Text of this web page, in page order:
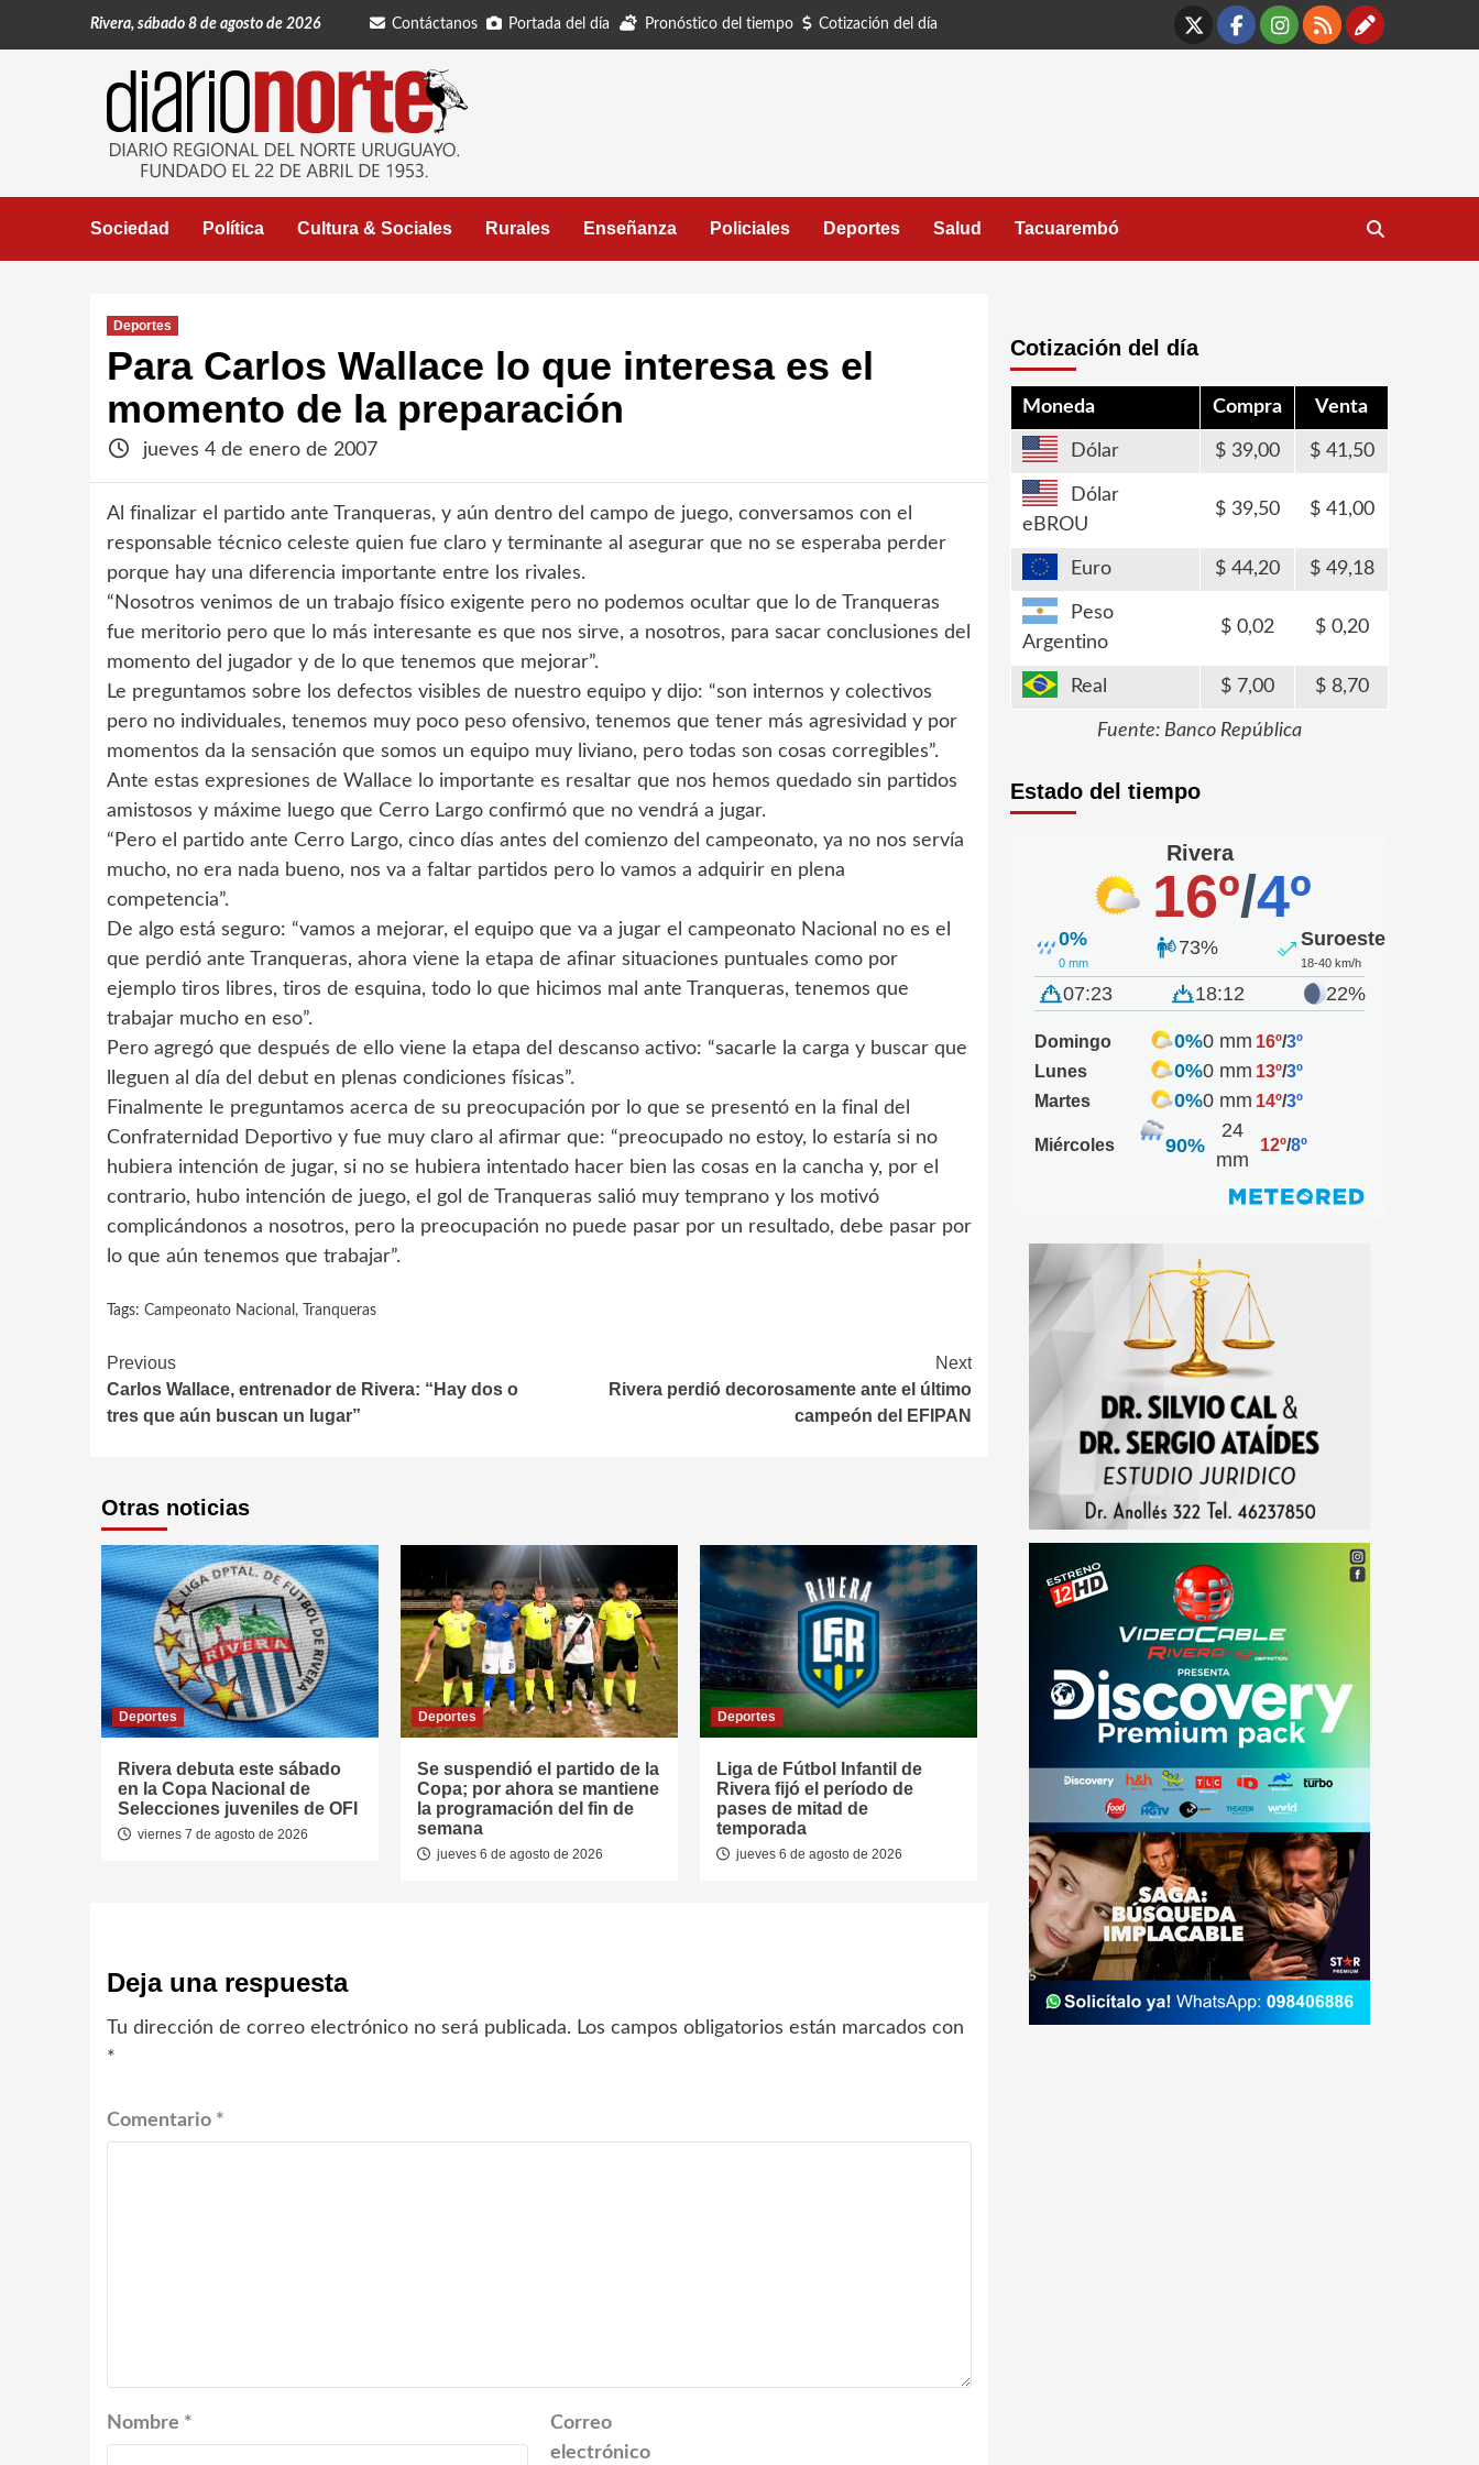
Rivera, sábado 8 de agosto de 2026 Contáctanos Portada del día Pronóstico del tiempo Cotización del día
X Facebook
Instagram
RSS
Sociedad Política Cultura & Sociales Rurales Enseñanza Policiales Deportes Salud Tacuarembó
Deportes
Para Carlos Wallace lo que interesa es el
momento de la preparación
jueves 4 de enero de 2007
Al finalizar el partido ante Tranqueras, y aún dentro del campo de juego, conversamos con el
responsable técnico celeste quien fue claro y terminante al asegurar que no se esperaba perder
porque hay una diferencia importante entre los rivales.
“Nosotros venimos de un trabajo físico exigente pero no podemos ocultar que lo de Tranqueras
fue meritorio pero que lo más interesante es que nos sirve, a nosotros, para sacar conclusiones del
momento del jugador y de lo que tenemos que mejorar”.
Le preguntamos sobre los defectos visibles de nuestro equipo y dijo: “son internos y colectivos
pero no individuales, tenemos muy poco peso ofensivo, tenemos que tener más agresividad y por
momentos da la sensación que somos un equipo muy liviano, pero todas son cosas corregibles”.
Ante estas expresiones de Wallace lo importante es resaltar que nos hemos quedado sin partidos
amistosos y máxime luego que Cerro Largo confirmó que no vendrá a jugar.
“Pero el partido ante Cerro Largo, cinco días antes del comienzo del campeonato, ya no nos servía
mucho, no era nada bueno, nos va a faltar partidos pero lo vamos a adquirir en plena
competencia”.
De algo está seguro: “vamos a mejorar, el equipo que va a jugar el campeonato Nacional no es el
que perdió ante Tranqueras, ahora viene la etapa de afinar situaciones puntuales como por
ejemplo tiros libres, tiros de esquina, todo lo que hicimos mal ante Tranqueras, tenemos que
trabajar mucho en eso”.
Pero agregó que después de ello viene la etapa del descanso activo: “sacarle la carga y buscar que
lleguen al día del debut en plenas condiciones físicas”.
Finalmente le preguntamos acerca de su preocupación por lo que se presentó en la final del
Confraternidad Deportivo y fue muy claro al afirmar que: “preocupado no estoy, lo estaría si no
hubiera intención de jugar, si no se hubiera intentado hacer bien las cosas en la cancha y, por el
contrario, hubo intención de juego, el gol de Tranqueras salió muy temprano y los motivó
complicándonos a nosotros, pero la preocupación no puede pasar por un resultado, debe pasar por
lo que aún tenemos que trabajar”.
Tags: Campeonato Nacional , Tranqueras
Continue
Reading
Previous
Carlos Wallace, entrenador de Rivera: “Hay dos o
tres que aún buscan un lugar”
Next
Rivera perdió decorosamente ante el último
campeón del EFIPAN
Otras noticias
Deportes
Rivera debuta este sábado
en la Copa Nacional de
Selecciones juveniles de OFI
viernes 7 de agosto de 2026
Deportes
Se suspendió el partido de la
Copa; por ahora se mantiene
la programación del fin de
semana
jueves 6 de agosto de 2026
Deportes
Liga de Fútbol Infantil de
Rivera fijó el período de
pases de mitad de
temporada
jueves 6 de agosto de 2026
Deja una respuesta
Tu dirección de correo electrónico no será publicada. Los campos obligatorios están marcados con
*
Comentario *
Nombre *
Correo
electrónico
Cotización del día
Moneda Compra Venta
Dólar 39,00 41,50
Dólar
eBROU
39,50 41,00
Euro 44,20 49,18
Peso
Argentino
0,02 0,20
Real 7,00 8,70
Fuente: Banco República
Estado del tiempo
Rivera
16º/4º
0%
0 mm
73% Suroeste
18-40 km/h
07:23 18:12 22%
Domingo 0%0 mm 16º/3º
Lunes
0%0 mm 13º/3º
Martes
0%0 mm 14º/3º
Miércoles 90%
24
mm
12º/8º